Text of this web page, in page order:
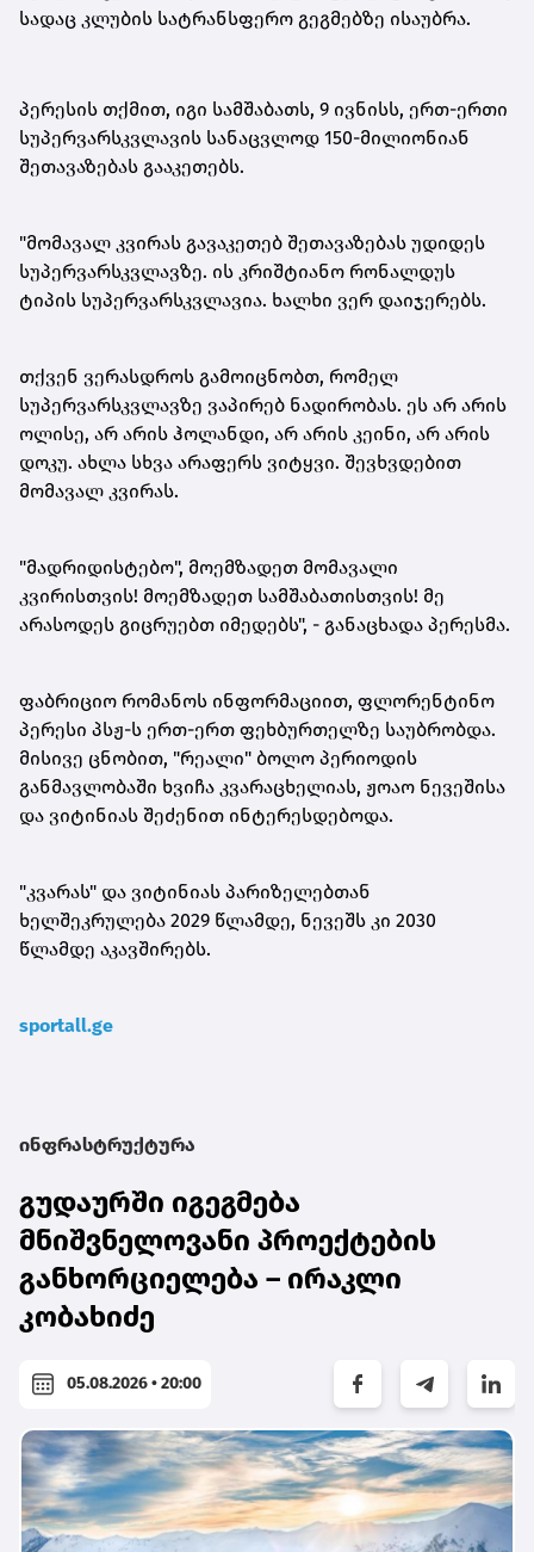
სადაც კლუბის სატრანსფერო გეგმებზე ისაუბრა.
პერესის თქმით, იგი სამშაბათს, 9 ივნისს, ერთ-ერთი
სუპერვარსკვლავის სანაცვლოდ 150-მილიონიან
შეთავაზებას გააკეთებს.
"მომავალ კვირას გავაკეთებ შეთავაზებას უდიდეს
სუპერვარსკვლავზე. ის კრიშტიანო რონალდუს
ტიპის სუპერვარსკვლავია. ხალხი ვერ დაიჯერებს.
თქვენ ვერასდროს გამოიცნობთ, რომელ
სუპერვარსკვლავზე ვაპირებ ნადირობას. ეს არ არის
ოლისე, არ არის ჰოლანდი, არ არის კეინი, არ არის
დოკუ. ახლა სხვა არაფერს ვიტყვი. შევხვდებით
მომავალ კვირას.
"მადრიდისტებო", მოემზადეთ მომავალი
კვირისთვის! მოემზადეთ სამშაბათისთვის! მე
არასოდეს გიცრუებთ იმედებს", - განაცხადა პერესმა.
ფაბრიციო რომანოს ინფორმაციით, ფლორენტინო
პერესი პსჟ-ს ერთ-ერთ ფეხბურთელზე საუბრობდა.
მისივე ცნობით, "რეალი" ბოლო პერიოდის
განმავლობაში ხვიჩა კვარაცხელიას, ჟოაო ნევეშისა
და ვიტინიას შეძენით ინტერესდებოდა.
"კვარას" და ვიტინიას პარიზელებთან
ხელშეკრულება 2029 წლამდე, ნევეშს კი 2030
წლამდე აკავშირებს.
sportall.ge
ინფრასტრუქტურა
გუდაურში იგეგმება
მნიშვნელოვანი პროექტების
განხორციელება – ირაკლი
კობახიძე
05.08.2026 • 20:00